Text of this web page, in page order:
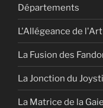
Départements
L'Allégeance de l'Art
La Fusion des
La Jonction du
La Matrice de la